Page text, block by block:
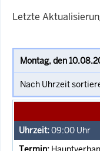
Letzte
09:00 Uhr